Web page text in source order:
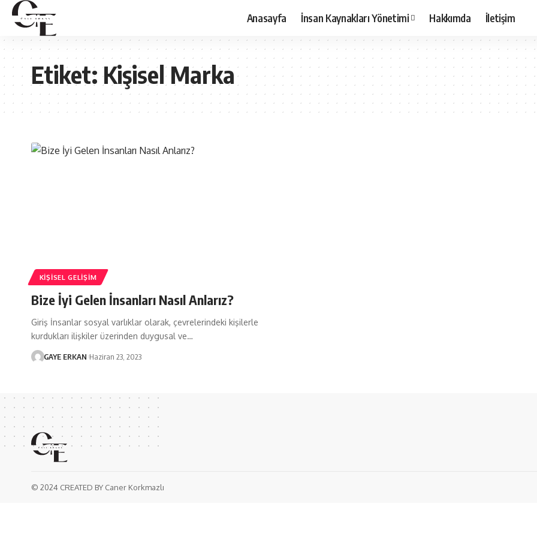
Anasayfa İnsan Kaynakları Yönetimi Hakkımda İletişim
Etiket:Kişisel Marka
KIŞISEL GELIŞIM
Bize İyi Gelen İnsanları Nasıl Anlarız?
Giriş İnsanlar sosyal varlıklar olarak, çevrelerindeki kişilerle
kurdukları ilişkiler üzerinden duygusal ve…
GAYE ERKAN Haziran 23, 2023
© 2024 CREATED BY Caner Korkmazlı